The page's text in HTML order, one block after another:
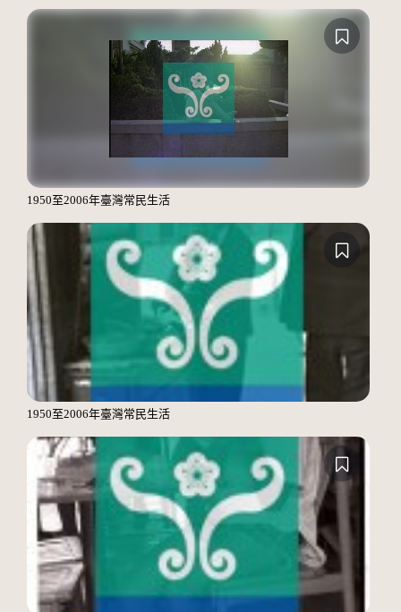
1950至2006年臺灣常民生活
1950至2006年臺灣常民生活